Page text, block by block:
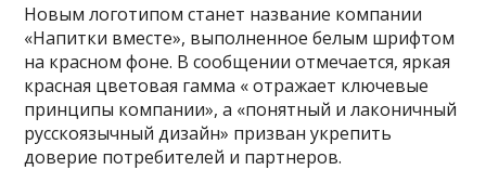
Новым логотипом станет название компании
«Напитки вместе», выполненное белым шрифтом
на красном фоне. В сообщении отмечается, яркая
красная цветовая гамма « отражает ключевые
принципы компании», а «понятный и лаконичный
русскоязычный дизайн» призван укрепить
доверие потребителей и партнеров.